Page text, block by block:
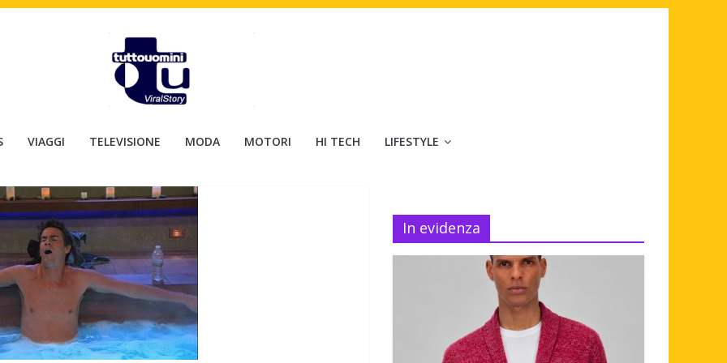
VIAGGI TELEVISIONE MODA MOTORI HI TECH LIFESTYLE
In evidenza